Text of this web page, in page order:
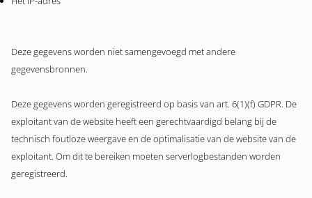
Deze gegevens worden niet samengevoegd met andere
gegevensbronnen.
Deze gegevens worden geregistreerd op basis van art. 6(1)(f) GDPR. De
exploitant van de website heeft een gerechtvaardigd belang bij de
technisch foutloze weergave en de optimalisatie van de website van de
exploitant. Om dit te bereiken moeten serverlogbestanden worden
geregistreerd.